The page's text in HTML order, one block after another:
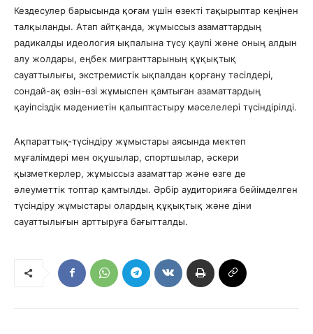
Кездесулер барысында қоғам үшін өзекті тақырыптар кеңінен
талқыланды. Атап айтқанда, жұмыссыз азаматтардың
радикалды идеология ықпалына түсу қаупі және оның алдын
алу жолдары, еңбек мигранттарының құқықтық
сауаттылығы, экстремистік ықпалдан қорғану тәсілдері,
сондай-ақ өзін-өзі жұмыспен қамтыған азаматтардың
қауіпсіздік мәдениетін қалыптастыру мәселелері түсіндірілді.
Ақпараттық-түсіндіру жұмыстары аясында мектеп
мұғалімдері мен оқушылар, спортшылар, әскери
қызметкерлер, жұмыссыз азаматтар және өзге де
әлеуметтік топтар қамтылды. Әрбір аудиторияға бейімделген
түсіндіру жұмыстары олардың құқықтық және діни
сауаттылығын арттыруға бағытталды.